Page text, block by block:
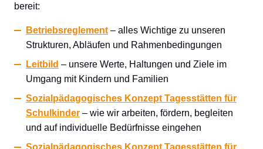
bereit:
Betriebsreglement – alles Wichtige zu unseren
Strukturen, Abläufen und Rahmenbedingungen
Leitbild – unsere Werte, Haltungen und Ziele im
Umgang mit Kindern und Familien
Sozialpädagogisches Konzept Tagesstätten für
Schulkinder – wie wir arbeiten, fördern, begleiten
und auf individuelle Bedürfnisse eingehen
Sozialpädagogisches Konzept Tagesstätten für